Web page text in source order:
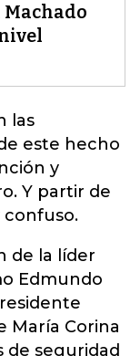
las
este hecho
y
. Y partir de
de la líder
Edmundo
María Corina
de seguridad